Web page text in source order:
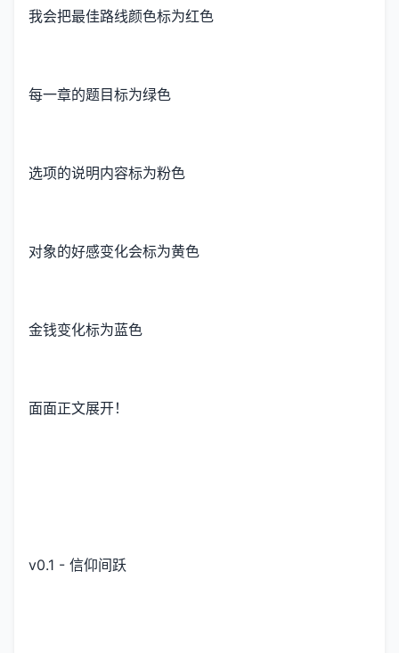
我会把最佳路线颜色标为红色
每一章的题目标为绿色
选项的说明内容标为粉色
对象的好感变化会标为黄色
金钱变化标为蓝色
面面正文展开！
v0.1 - 信仰间跃